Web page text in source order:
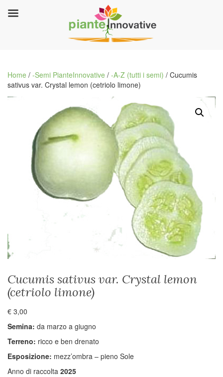
Home / -Semi PianteInnovative / -A-Z (tutti i semi) / Cucumis
sativus var. Crystal lemon (cetriolo limone)
Cucumis sativus var. Crystal lemon
(cetriolo limone)
€ 3,00
Semina: da marzo a giugno
Terreno: ricco e ben drenato
Esposizione: mezz’ombra – pieno Sole
Anno di raccolta 2025